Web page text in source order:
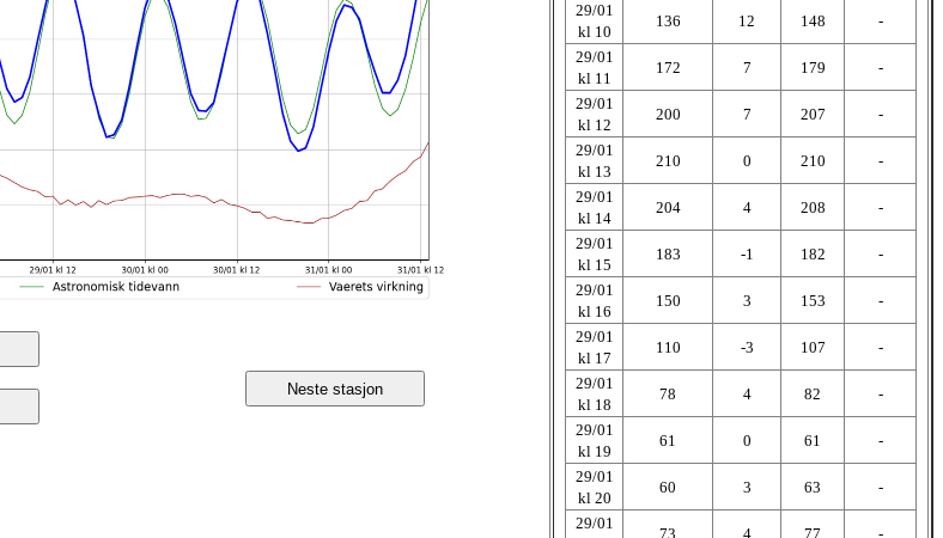
Neste stasjon
29/01
kl 10
136 12 148
-
29/01
kl 11
172 7 179
-
29/01
kl 12
200 7 207
-
29/01
kl 13
210 0 210
-
29/01
kl 14
204 4 208
-
29/01
kl 15
183 -1 182
-
29/01
kl 16
150 3 153
-
29/01
kl 17
110 -3 107
-
29/01
kl 18
78 4 82
-
29/01
kl 19
61 0 61
-
29/01
kl 20
60 3 63
-
29/01
73 4 77 -